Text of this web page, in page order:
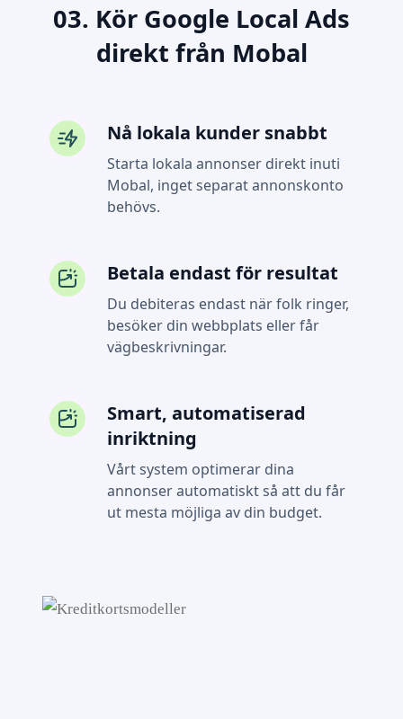
03. Kör Google Local Ads
direkt från Mobal
Nå lokala kunder snabbt
Starta lokala annonser direkt inuti
Mobal, inget separat annonskonto
behövs.
Betala endast för resultat
Du debiteras endast när folk ringer,
besöker din webbplats eller får
vägbeskrivningar.
Smart, automatiserad
inriktning
Vårt system optimerar dina
annonser automatiskt så att du får
ut mesta möjliga av din budget.